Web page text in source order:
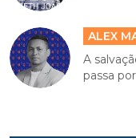
ALEX
A
passa